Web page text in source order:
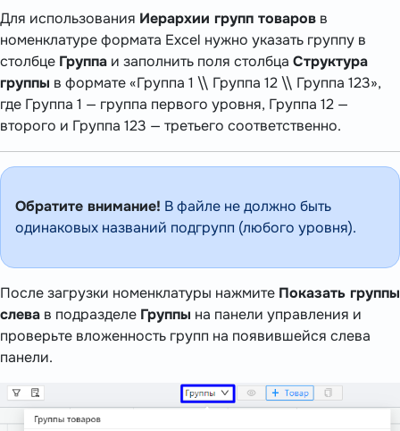
Для использования Иерархии групп товаров в
номенклатуре формата Excel нужно указать группу в
столбце Группа и заполнить поля столбца Структура
группы в формате «Группа 1 \\ Группа 12 \\ Группа 123»,
где Группа 1 — группа первого уровня, Группа 12 —
второго и Группа 123 — третьего соответственно.
Обратите внимание! В файле не должно быть
одинаковых названий подгрупп (любого уровня).
После загрузки номенклатуры нажмите Показать группы
слева в подразделе Группы на панели управления и
проверьте вложенность групп на появившейся слева
панели.